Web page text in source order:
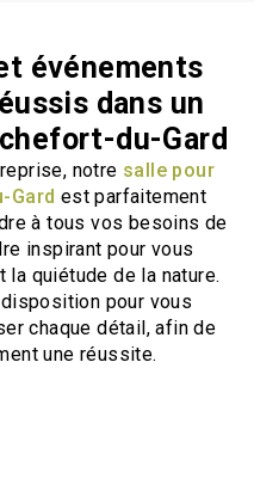
événements
dans un
du-Gard
notre salle pour
Gard est parfaitement
à tous vos besoins de
inspirant pour vous
la quiétude de la nature.
pour vous
chaque détail, afin de
une réussite.